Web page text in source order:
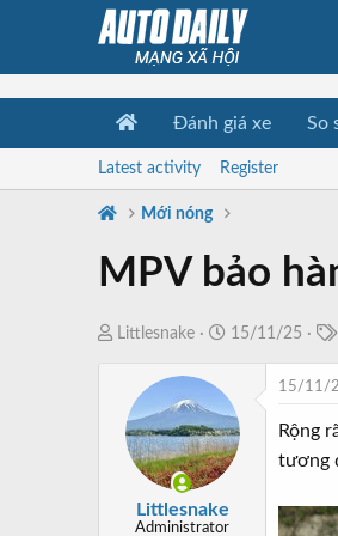
Đánh giá xe So
Latest activity Register
Mới nóng
MPV bảo
T
Littlesnake
N
y
b
ắ
15/11/25
Littlesnake
Administrator
15/11/
Rộng
tương